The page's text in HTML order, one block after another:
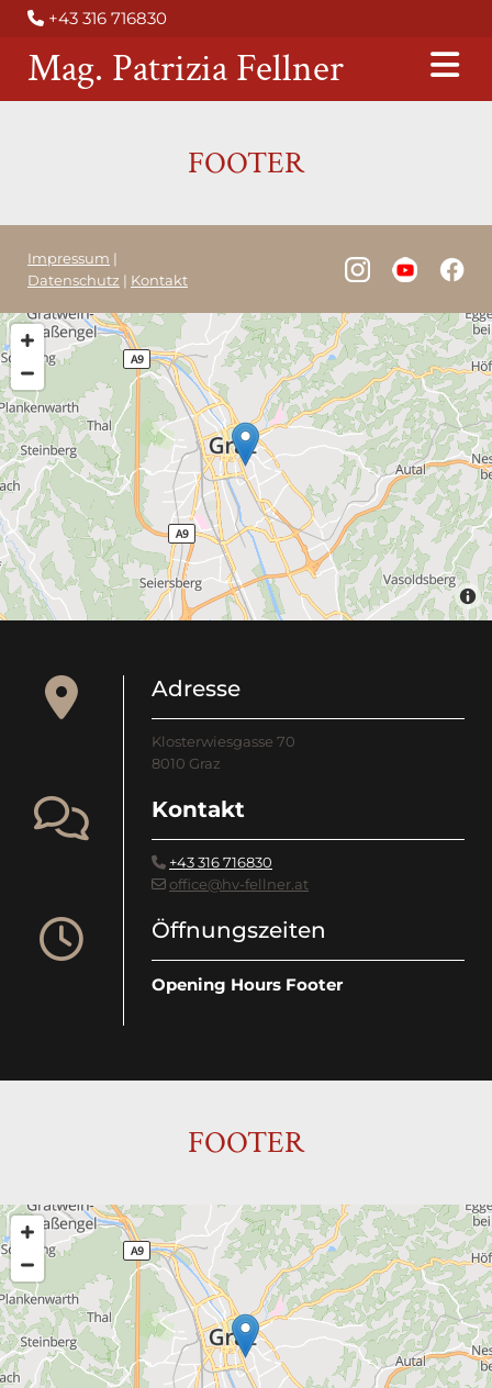
 +43 316 716830
Mag. Patrizia Fellner
FOOTER
Impressum |
Datenschutz | Kontakt
 Adresse
Klosterwiesgasse 70
8010 Graz
 Kontakt
 +43 316 716830
 office@hv-fellner.at
 Öffnungszeiten
Opening Hours Footer
FOOTER